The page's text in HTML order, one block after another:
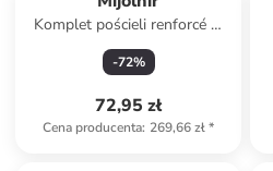
Komplet pościeli renforcé w
kolorze niebieskim
-72%
72,95 zł
Cena producenta: 269,66 zł*